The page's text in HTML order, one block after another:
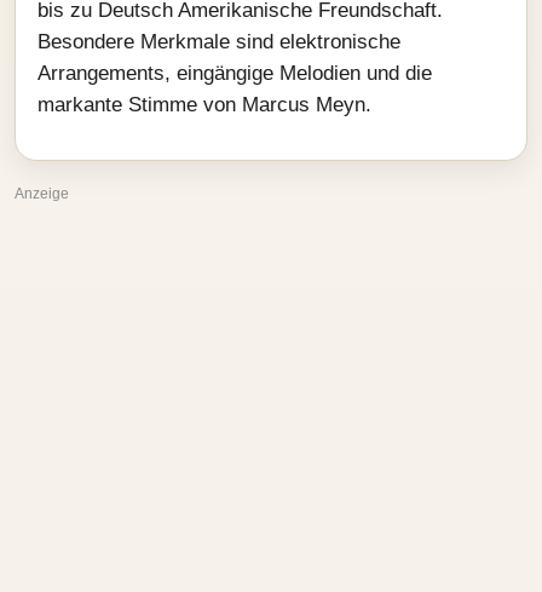
bis zu Deutsch Amerikanische Freundschaft.
Besondere Merkmale sind elektronische
Arrangements, eingängige Melodien und die
markante Stimme von Marcus Meyn.
Anzeige